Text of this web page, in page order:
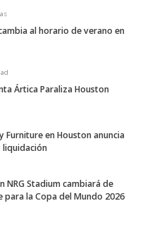
al horario de verano en
Ártica Paraliza Houston
Furniture en Houston anuncia
liquidación
NRG Stadium cambiará de
para la Copa del Mundo 2026